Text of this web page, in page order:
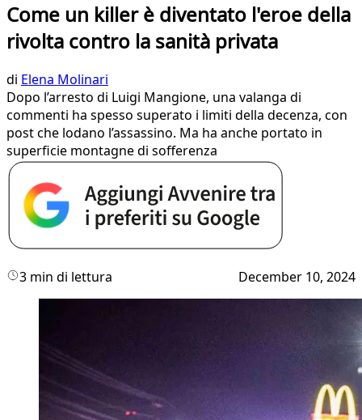
Come un killer è diventato l'eroe della
rivolta contro la sanità privata
di Elena Molinari
Dopo l’arresto di Luigi Mangione, una valanga di
commenti ha spesso superato i limiti della decenza, con
post che lodano l’assassino. Ma ha anche portato in
superficie montagne di sofferenza
3 min di lettura December 10, 2024